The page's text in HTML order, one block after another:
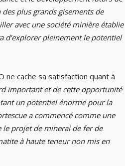
plus grands gisements de
avec une société minière établie
d’explorer pleinement le potentiel
cache sa satisfaction quant à
important et de cette opportunité
un potentiel énorme pour la
a commencé comme une
le projet de minerai de fer de
à haute teneur non mis en